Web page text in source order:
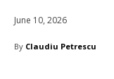
June 10, 2026
By Claudiu Petrescu